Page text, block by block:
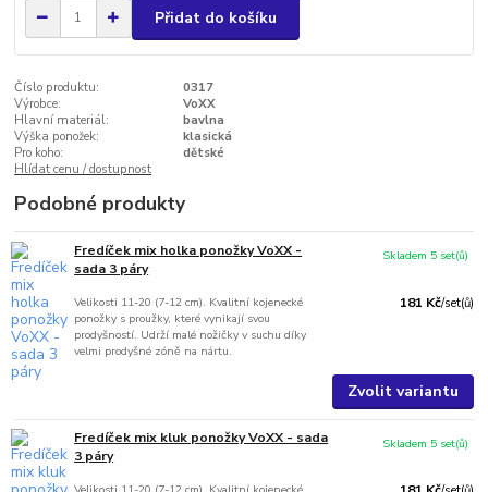
Přidat do košíku
Číslo produktu:
0317
Výrobce:
VoXX
Hlavní materiál:
bavlna
Výška ponožek:
klasická
Pro koho:
dětské
Hlídat cenu / dostupnost
Podobné produkty
Fredíček mix holka ponožky VoXX -
sada 3 páry
Velikosti 11-20 (7-12 cm). Kvalitní kojenecké
ponožky s proužky, které vynikají svou
prodyšností. Udrží malé nožičky v suchu díky
velmi prodyšné zóně na nártu.
181 Kč/set(ů)
Skladem 5 set(ů)
Zvolit variantu
Fredíček mix kluk ponožky VoXX - sada
3 páry
Skladem 5 set(ů)